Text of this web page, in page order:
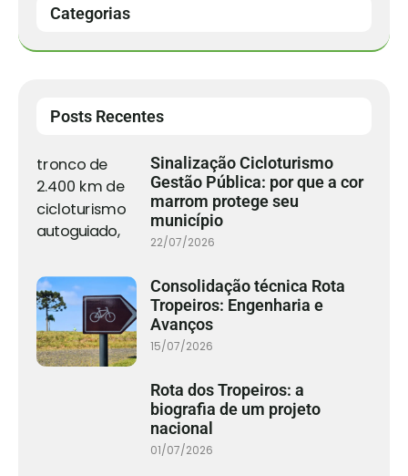
Categorias
Posts Recentes
Sinalização Cicloturismo
Gestão Pública: por que a cor
marrom protege seu
município
22/07/2026
Consolidação técnica Rota
Tropeiros: Engenharia e
Avanços
15/07/2026
Rota dos Tropeiros: a
biografia de um projeto
nacional
01/07/2026